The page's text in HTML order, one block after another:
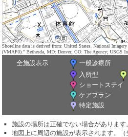
Shoreline data is derived from: United States. National
(VMAP0)." Bethesda, MD: Denver, CO: The Agency; USGS
全施設表示 一般診療所
入所型
ショートステイ
ケアプラン
特定施設
施設の場所は正確でない場合があります
地図上に周辺の施設が表示されます。